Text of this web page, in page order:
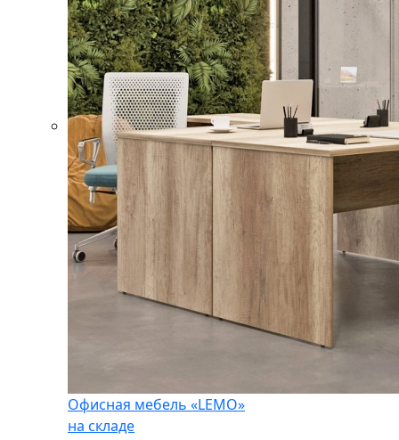
Офисная мебель «LEMO»
на складе